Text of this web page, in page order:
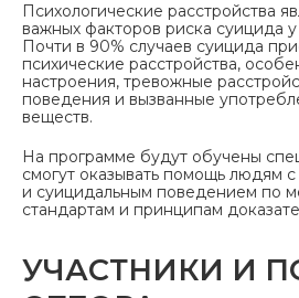
Психологические расстройства
важных факторов риска суицида
Почти в 90% случаев суицида
психические расстройства,
настроения, тревожные
поведения и вызванные
веществ.
На программе будут обучены
смогут оказывать помощь людям
и суицидальным поведением по
стандартам и принципам
УЧАСТНИКИ И